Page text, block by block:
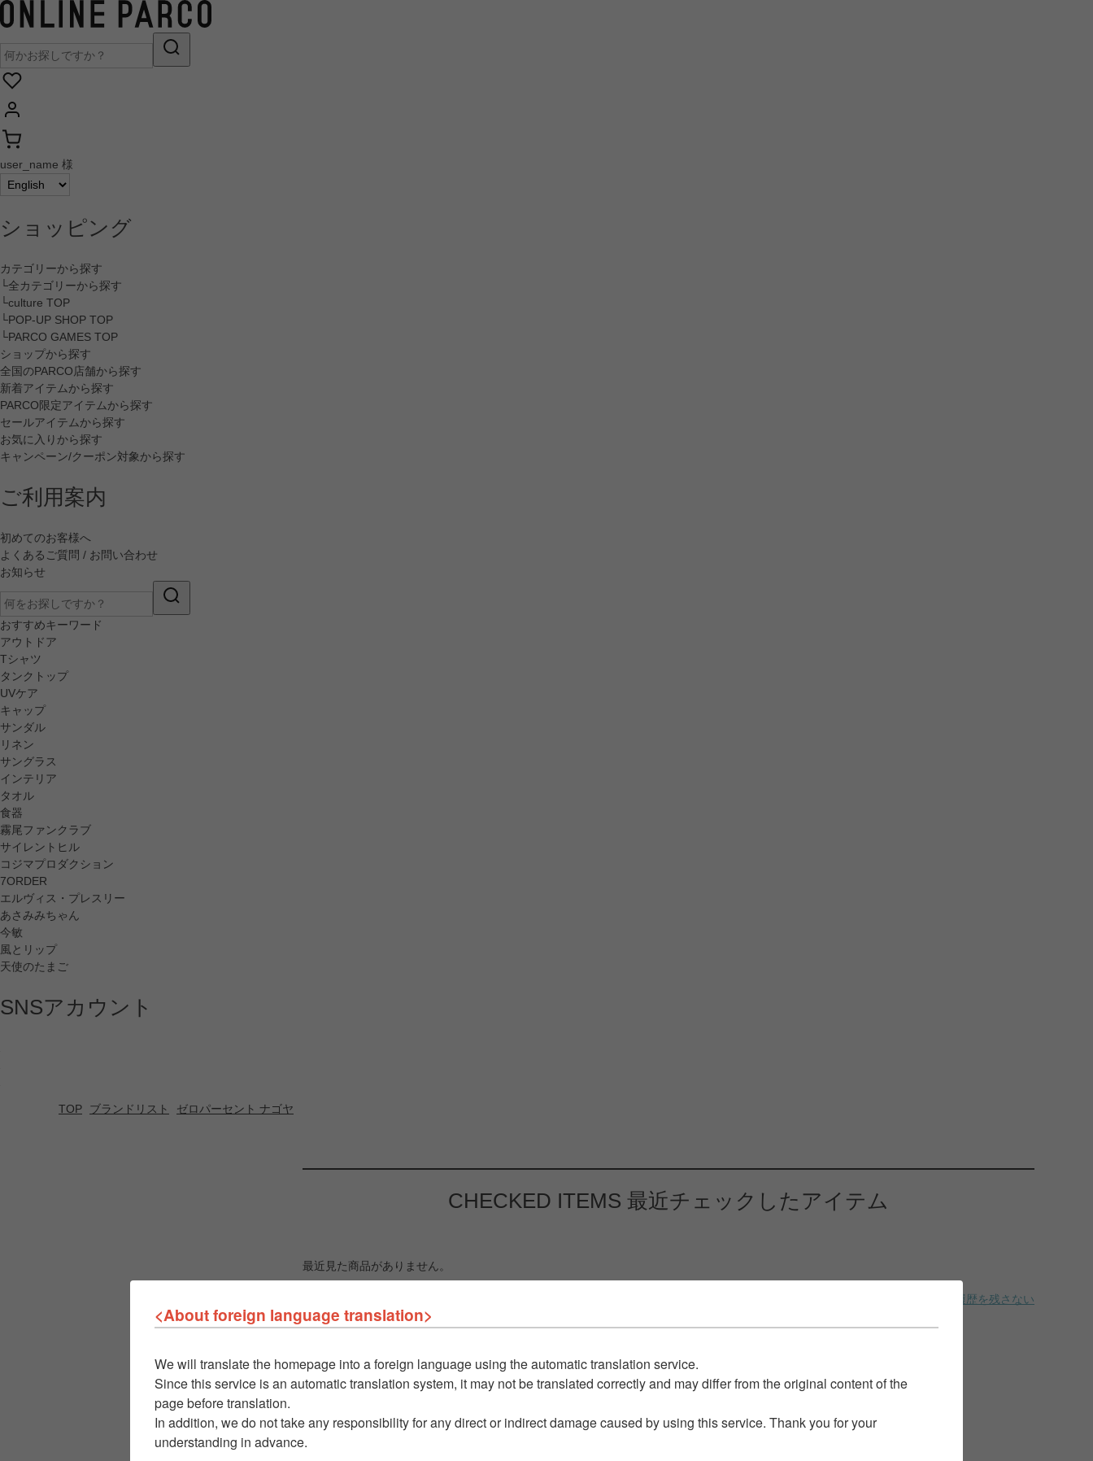
user_name 様
ショッピング
カテゴリーから探す
└全カテゴリーから探す
└culture TOP
└POP-UP SHOP TOP
└PARCO GAMES TOP
ショップから探す
全国のPARCO店舗から探す
新着アイテムから探す
PARCO限定アイテムから探す
セールアイテムから探す
お気に入りから探す
キャンペーン/クーポン対象から探す
ご利用案内
初めてのお客様へ
よくあるご質問 / お問い合わせ
お知らせ
おすすめキーワード
アウトドア
Tシャツ
タンクトップ
UVケア
キャップ
サンダル
リネン
サングラス
インテリア
タオル
食器
霧尾ファンクラブ
サイレントヒル
コジマプロダクション
7ORDER
エルヴィス・プレスリー
あさみみちゃん
今敏
風とリップ
天使のたまご
SNSアカウント
TOP ブランドリスト ゼロパーセント ナゴヤ
CHECKED ITEMS 最近チェックしたアイテム
最近見た商品がありません。
履歴を残さない
<About foreign language translation>
We will translate the homepage into a foreign language using the automatic translation service.
Since this service is an automatic translation system, it may not be translated correctly and may differ from the original content of the
page before translation.
In addition, we do not take any responsibility for any direct or indirect damage caused by using this service. Thank you for your
understanding in advance.